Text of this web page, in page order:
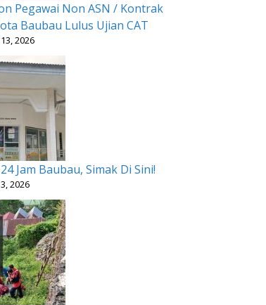
Pegawai Non ASN / Kontrak
Baubau Lulus Ujian CAT
2026
Jam Baubau, Simak Di Sini!
2026